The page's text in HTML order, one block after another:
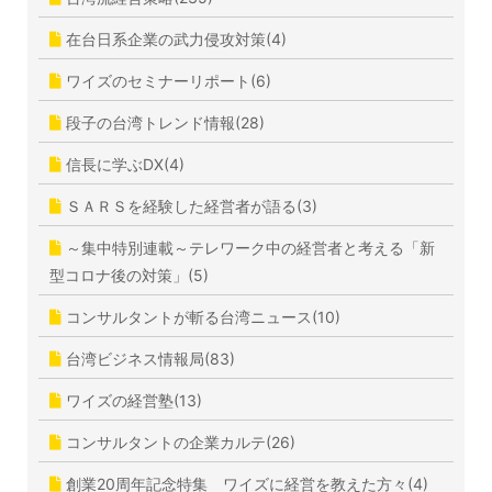
在台日系企業の武力侵攻対策(4)
ワイズのセミナーリポート(6)
段子の台湾トレンド情報(28)
信長に学ぶDX(4)
ＳＡＲＳを経験した経営者が語る(3)
～集中特別連載～テレワーク中の経営者と考える「新
型コロナ後の対策」(5)
コンサルタントが斬る台湾ニュース(10)
台湾ビジネス情報局(83)
ワイズの経営塾(13)
コンサルタントの企業カルテ(26)
創業20周年記念特集 ワイズに経営を教えた方々(4)